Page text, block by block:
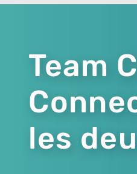
Team
les